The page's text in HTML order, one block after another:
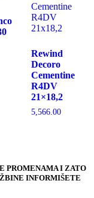
Rewind
Decoro
Cementine
R4DV
21×18,2
5,566.00
PROMENAMA I ZATO
INFORMIŠETE